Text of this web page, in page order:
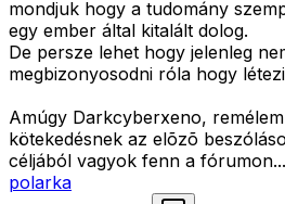
mondjuk hogy a tudomány
egy ember által kitalált dolog.
De persze lehet hogy jelenleg
megbizonyosodni róla hogy
Amúgy Darkcyberxeno,
kötekedésnek az elõzõ
céljából vagyok fenn a fórumon...
polarka